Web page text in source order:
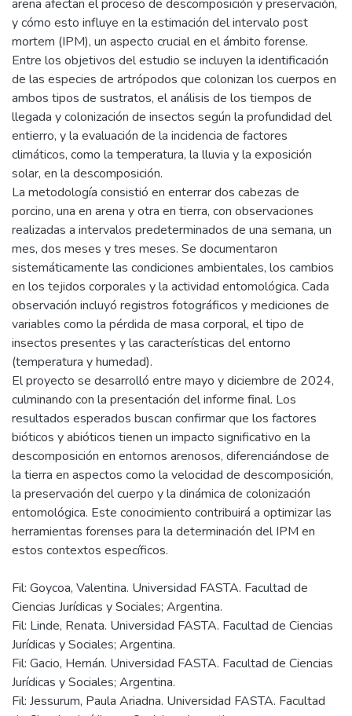
El presente trabajo analiza la influencia de factores bióticos
(entomofauna cadavérica) y abióticos (temperatura,
humedad, exposición solar) en la descomposición y
preservación de cuerpos enterrados en arena,
comparándolos con aquellos enterrados en tierra. La
investigación busca determinar si las características de la
arena afectan el proceso de descomposición y preservación,
y cómo esto influye en la estimación del intervalo post
mortem (IPM), un aspecto crucial en el ámbito forense.
Entre los objetivos del estudio se incluyen la identificación
de las especies de artrópodos que colonizan los cuerpos en
ambos tipos de sustratos, el análisis de los tiempos de
llegada y colonización de insectos según la profundidad del
entierro, y la evaluación de la incidencia de factores
climáticos, como la temperatura, la lluvia y la exposición
solar, en la descomposición.
La metodología consistió en enterrar dos cabezas de
porcino, una en arena y otra en tierra, con observaciones
realizadas a intervalos predeterminados de una semana, un
mes, dos meses y tres meses. Se documentaron
sistemáticamente las condiciones ambientales, los cambios
en los tejidos corporales y la actividad entomológica. Cada
observación incluyó registros fotográficos y mediciones de
variables como la pérdida de masa corporal, el tipo de
insectos presentes y las características del entorno
(temperatura y humedad).
El proyecto se desarrolló entre mayo y diciembre de 2024,
culminando con la presentación del informe final. Los
resultados esperados buscan confirmar que los factores
bióticos y abióticos tienen un impacto significativo en la
la tierra en aspectos como la velocidad de descomposición,
la preservación del cuerpo y la dinámica de colonización
entomológica. Este conocimiento contribuirá a optimizar las
herramientas forenses para la determinación del IPM en
Fil: Goycoa, Valentina. Universidad FASTA. Facultad de